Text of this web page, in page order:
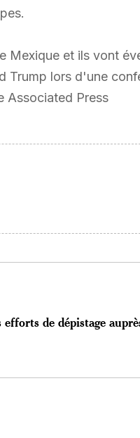
Mexique et ils vont
Trump lors d'une
Associated Press
de dépistage